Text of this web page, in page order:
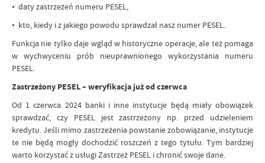
• daty zastrzeżeń numeru PESEL,
• kto, kiedy i z jakiego powodu sprawdzał nasz numer PESEL.
Funkcja nie tylko daje wgląd w historyczne operacje, ale też pomaga
w wychwyceniu prób nieuprawnionego wykorzystania numeru
PESEL.
Zastrzeżony PESEL – weryfikacja już od czerwca
Od 1 czerwca 2024 banki i inne instytucje będą miały obowiązek
sprawdzać, czy PESEL jest zastrzeżony np. przed udzieleniem
kredytu. Jeśli mimo zastrzeżenia powstanie zobowiązanie, instytucje
te nie będą mogły dochodzić roszczeń z tego tytułu. Tym bardziej
warto korzystać z usługi Zastrzeż PESEL i chronić swoje dane.